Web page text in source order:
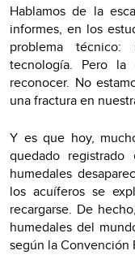
Hablamos de la
informes, en los
problema técnico:
tecnología. Pero
reconocer. No
una fractura en
Y es que hoy,
quedado
humedales
los acuíferos se
recargarse. De
humedales del
según la Convención